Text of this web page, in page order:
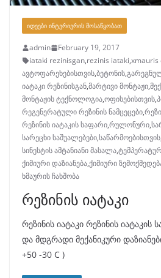
ᲘᲓᲔᲔᲑᲘ ᲘᲜᲢᲔᲠᲘᲔᲠᲘᲡ ᲛᲝᲡᲐᲬᲧᲝᲑᲐᲗ
admin
February 19, 2017
iataki rezinisgan,rezinis iataki,xmauris
ავტოფარეხებისთვის,ბეტონის,
იატაკი რეზინისგან,მარტივი მონტაჟი,
მონტაჟის ტექნოლოგია,ოფისებისთვის,
რეგენერატული რეზინის ნამცეცები,
რეზინის იატაკის საფარი,რულონური,
სარეცხი საშუალებები,საწარმოებისთვის
სინესტის ამტანიანი მასალა,
ქიმიური დაზიანება,ქიმიური
ხმაურის ჩახშობა
რეზინის იატაკი
რეზინის იატაკი რეზინის იატაკის
და მდგრადი მექანიკური
+50 -30 C )